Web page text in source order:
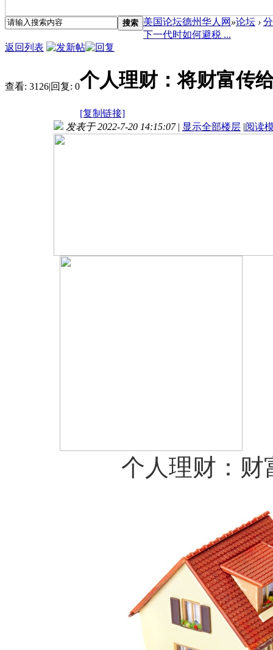
搜索 美国论坛德州华人网 »论坛 ›
下一代时如何避税 ...
返回列表
查看: 3126|回复: 0个人理财：将财富传
[复制链接]
发表于 2022-7-20 14:15:07 | 显示全部楼层 |阅读
个人理财：财